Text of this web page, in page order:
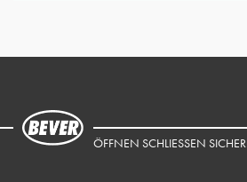
ÖFFNEN SCHLIESSEN SICHERN